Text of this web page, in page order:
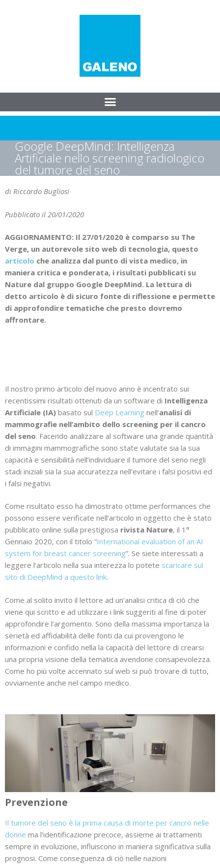
Google DeepMind: Intelligenza
Artificiale nello screening radiologico
del tumore del seno
di Riccardo Bugliosi
Pubblicato il 20/01/2020
AGGIORNAMENTO: Il 27/01/2020 è comparso su The
Verge, un autorevole sito web di tecnologia, questo
articolo che analizza dal punto di vista medico, in
maniera critica e ponderata, i risultati pubblicati su
Nature dal gruppo Google DeepMind. La lettura di
detto articolo è di sicuro fonte di riflessione e permette
di approfondire tematiche che presto dovremo
affrontare.
Il nostro primo articolo del nuovo anno è incentrato sui
recentissimi risultati ottenuti da un software di Intelligenza
Artificiale (IA) basato sul Deep Learning nell’analisi di
mammografie nell’ambito dello screening per il cancro
del seno. Facendo analizzare al software una grande quantità
di immagini mammografiche sono state valutate sia la sua
capacità e sensibilità nell’individuare il tumore del seno negli
stadi iniziali sia la sua accuratezza nell’evitare i falsi positivi ed
i falsi negativi.
Come risultato esso ha dimostrato ottime performances che
possono essere verificate nell’articolo in oggetto che è stato
pubblicato online sulla prestigiosa rivista Nature, il 1°
Gennaio 2020, con il titolo “International evaluation of an AI
system for breast cancer screening”. Se siete interessati a
leggere l’articolo nella sua interezza lo potete scaricare sul
sito di DeepMind a questo link.
Come al solito invito il lettore ad un’analisi critica di ciò che
viene qui scritto e ad utilizzare i link suggeriti al fine di poter
approfondire l’argomento. Sono della massima importanza la
serietà ed affidabilità delle fonti da cui provengono le
informazioni e confido nella la capacità del lettore di crearsi
una propria visione della tematica avendone consapevolezza.
Come ho più volte accennato sul web si può trovare di tutto,
ovviamente anche nel campo medico.
Prevenzione
Il tumore del seno è la prima causa di morte per cancro nelle
donne ma l’identificazione precoce, assieme ai trattamenti
sempre in evoluzione, influiscono in maniera significativa sulla
prognosi. Come conseguenza di ciò nelle nazioni